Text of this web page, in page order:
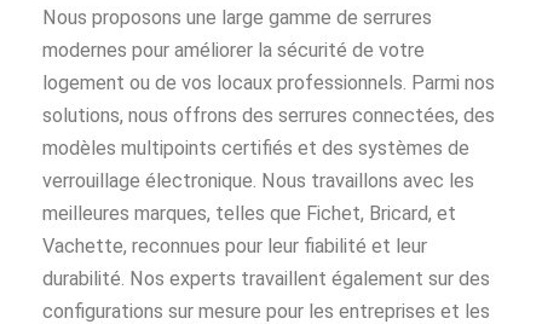
Nous proposons une large gamme de serrures
modernes pour améliorer la sécurité de votre
logement ou de vos locaux professionnels. Parmi nos
solutions, nous offrons des serrures connectées, des
modèles multipoints certifiés et des systèmes de
verrouillage électronique. Nous travaillons avec les
meilleures marques, telles que Fichet, Bricard, et
Vachette, reconnues pour leur fiabilité et leur
durabilité. Nos experts travaillent également sur des
configurations sur mesure pour les entreprises et les